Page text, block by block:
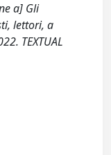
a] Gli
lettori, a
TEXTUAL